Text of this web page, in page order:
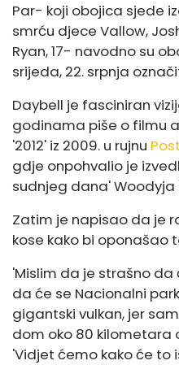
Par- koji obojica sjede
smrću djece Vallow,
Ryan, 17- navodno su
srijeda, 22. srpnja
Daybell je fasciniran
godinama piše o filmu
'2012' iz 2009. u rujnu
gdje onpohvalio je
sudnjeg dana' Woodyja
Zatim je napisao da je
kose kako bi oponašao
'Mislim da je strašno da
da će se Nacionalni
gigantski vulkan, jer
dom oko 80 kilometara
'Vidjet ćemo kako će to